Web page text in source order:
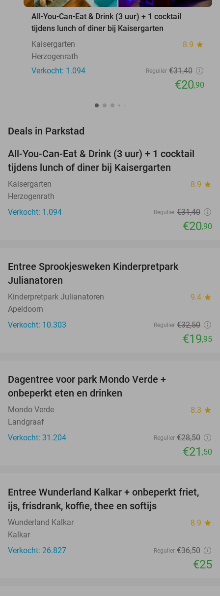
All-You-Can-Eat & Drink (3 uur) + 1 cocktail
tijdens lunch of diner bij Kaisergarten
Kaisergarten
8.9 star
Herzogenrath
Verkocht: 1.094
Regulier €31,40
€20,90
Deals in Parkstad
33%
All-You-Can-Eat & Drink (3 uur) + 1 cocktail
tijdens lunch of diner bij Kaisergarten
Kaisergarten 8.9 star
Herzogenrath
Verkocht: 1.094
Regulier €31,40
€20,90
Entree Sprookjesweken Kinderpretpark
Julianatoren
Kinderpretpark Julianatoren 9.4 star
Apeldoorn
Verkocht: 10.303
Regulier €32,50
€19,95
Dagentree voor park Mondo Verde +
onbeperkt eten en drinken
Mondo Verde 8.3 star
Landgraaf
Verkocht: 31.204
Regulier €28,50
€21 ,50
32%
Entree Wunderland Kalkar + onbeperkt friet,
ijs, frisdrank, koffie, thee en softijs
Wunderland Kalkar 8.9 star
Kalkar
Verkocht: 26.827
Regulier €36,50
€25